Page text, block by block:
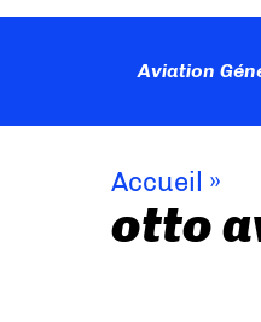
Aviation
Accueil »
otto